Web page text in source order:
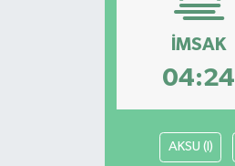
İMSAK
04:24
AKSU (I)